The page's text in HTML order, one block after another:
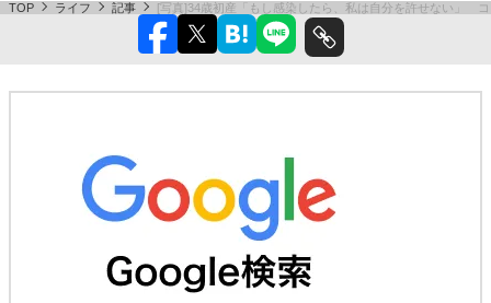
TOP ライフ 記事 [写真]34歳初産「もし感染したら、私は自分を許せない」 コ